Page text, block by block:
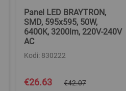
Panel LED BRAYTRON,
SMD, 595x595, 50W,
6400K, 3200lm, 220V-240V
AC
Kodi: 830222
Special
Price
€26.63 €42.07